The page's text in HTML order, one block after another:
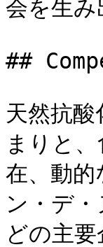
会を生
##
天然抗
まりと
在、動的
ン・デ
どの主